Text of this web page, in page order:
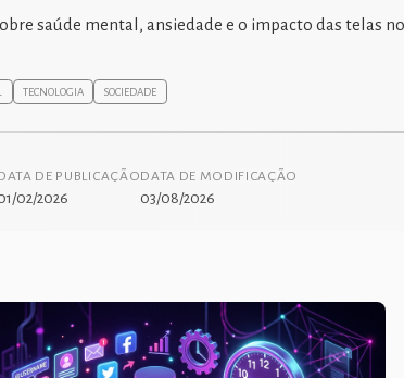
saúde mental, ansiedade e o impacto das telas
TECNOLOGIA SOCIEDADE
DE PUBLICAÇÃO
02/2026
DATA DE MODIFICAÇÃO
03/08/2026